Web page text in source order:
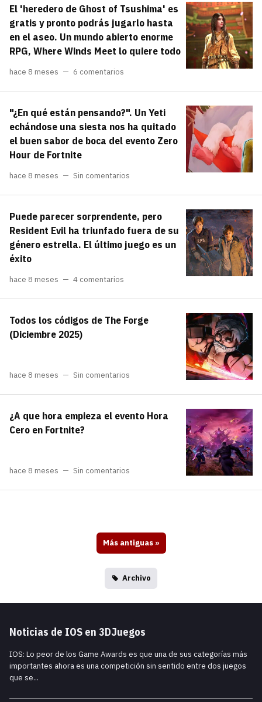
El 'heredero de Ghost of Tsushima' es
gratis y pronto podrás jugarlo hasta
en el aseo. Un mundo abierto enorme
RPG, Where Winds Meet lo quiere todo
hace 8 meses 6 comentarios
"¿En qué están pensando?". Un Yeti
echándose una siesta nos ha quitado
el buen sabor de boca del evento Zero
Hour de Fortnite
hace 8 meses Sin comentarios
Puede parecer sorprendente, pero
Resident Evil ha triunfado fuera de su
género estrella. El último juego es un
éxito
hace 8 meses 4 comentarios
Todos los códigos de The Forge
(Diciembre 2025)
hace 8 meses Sin comentarios
¿A que hora empieza el evento Hora
Cero en Fortnite?
hace 8 meses Sin comentarios
Más antiguas »
Archivo
Noticias de IOS en 3DJuegos
IOS: Lo peor de los Game Awards es que una de sus categorías más
importantes ahora es una competición sin sentido entre dos juegos
que se...